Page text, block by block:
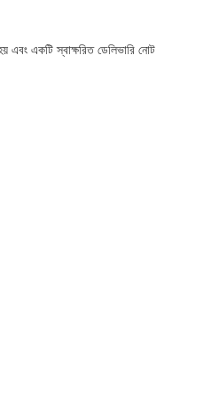
এবং একটি স্বাক্ষরিত ডেলিভারি নোট